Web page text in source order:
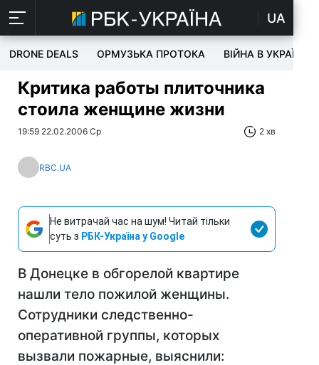
UA
DRONE DEALS ОРМУЗЬКА ПРОТОКА ВІЙНА В УКРАЇНІ
Критика работы плиточника
стоила женщине жизни
19:59 22.02.2006 Ср 2 хв
RBC.UA
Не витрачай час на шум! Читай тільки
суть з РБК-Україна у Google
В Донецке в обгорелой квартире
нашли тело пожилой женщины.
Сотрудники следственно-
оперативной группы, которых
вызвали пожарные, выяснили: